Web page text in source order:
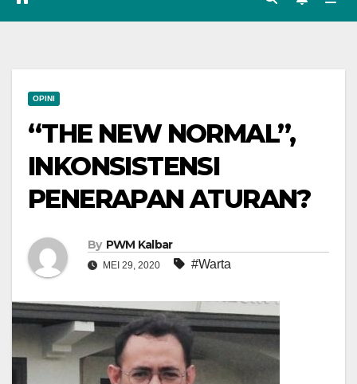
OPINI
“THE NEW NORMAL”,
INKONSISTENSI
PENERAPAN ATURAN?
By PWM Kalbar
MEI 29, 2020 #Warta